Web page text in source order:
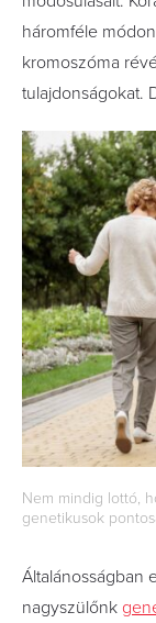
háromféle
kromoszóma
tulajdonságokat.
Nem mindig lottó,
genetikusok
Általánosságban
nagyszülőnk